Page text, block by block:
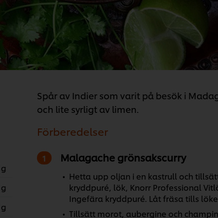
Spår av Indier som varit på besök i
och lite syrligt av limen.
Förberedelser
Malagache grönsakscurry
Hetta upp oljan i en kastrull och
kryddpuré, lök, Knorr Professional
Ingefära kryddpuré. Låt fräsa tills
Tillsätt morot, aubergine och